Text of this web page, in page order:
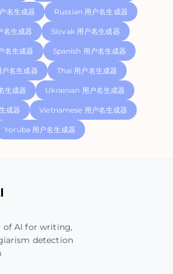
名生成器 Russian 用户名生成器
名生成器 Slovak 用户名生成器
名生成器 Spanish 用户名生成器
名生成器 Thai 用户名生成器
生成器 Ukrainian 用户名生成器
成器 Vietnamese 用户名生成器
Yoruba 用户名生成器
of AI for writing,
detection